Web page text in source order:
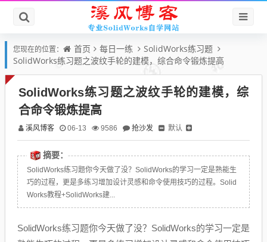
您现在的位置： 首页 每日一练
SolidWorks练习题
SolidWorks练习题之波纹手轮的建模，综合命令锻炼提高
SolidWorks练习题之波纹手轮的建模，综
合命令锻炼提高
溪风博客 06-13 9586 抢沙发 默认
摘要：
SolidWorks练习题你今天做了没？SolidWorks的学习一定是熟能生
巧的过程，更是多练习增加设计灵感和命令使用技巧的过程。Solid
Works教程+SolidWorks建...
SolidWorks练习题你今天做了没？SolidWorks的学习一定是